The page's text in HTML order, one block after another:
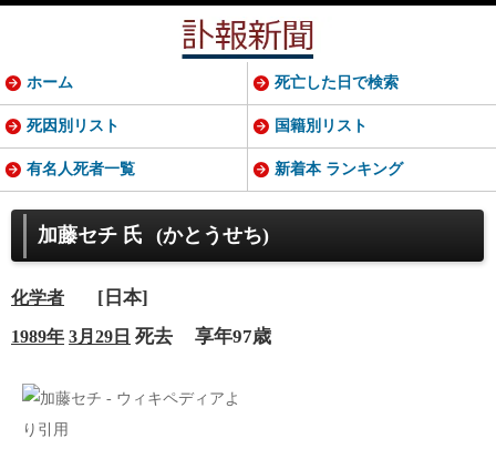
加藤セチ 氏 (かとうせち)
化学者 [日本]
1989年 3月29日 死去 享年97歳
ホーム 死亡した日で検索
死因別リスト 国籍別リスト
有名人死者一覧 新着本 ランキング